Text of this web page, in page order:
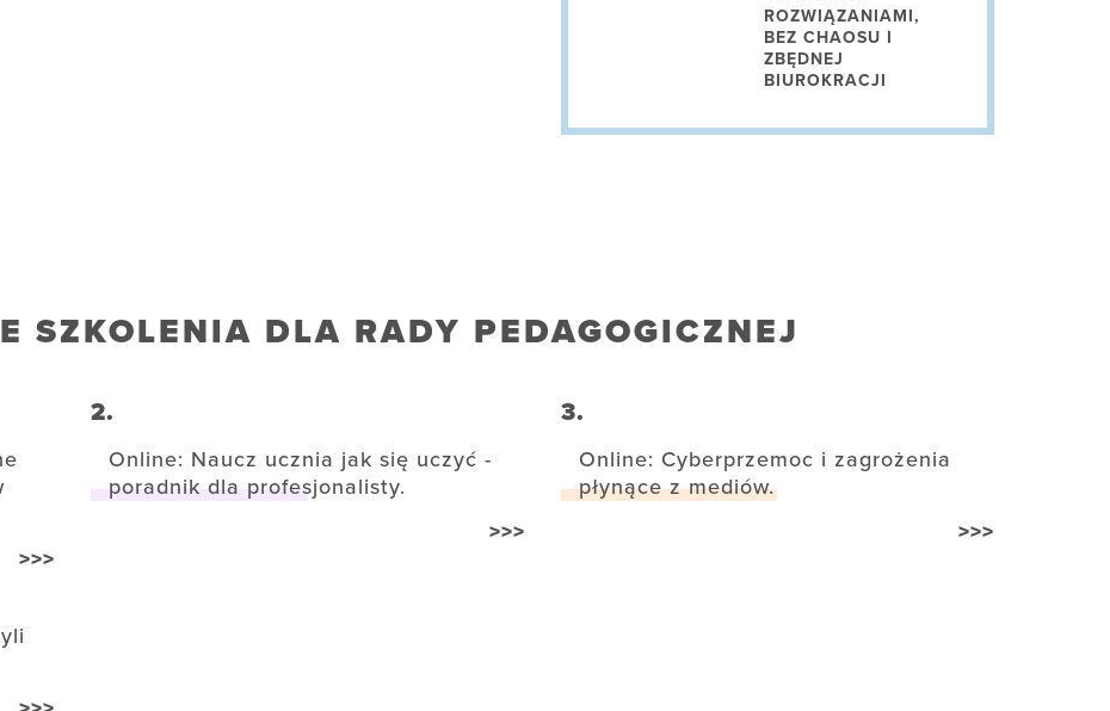
ROZWIĄZANIAMI,
BEZ CHAOSU I
ZBĘDNEJ
BIUROKRACJI
SZKOLENIA DLA RADY PEDAGOGICZNEJ
>>>
2.
Online: Naucz ucznia jak się uczyć -
poradnik dla profesjonalisty.
>>>
3.
Online: Cyberprzemoc i zagrożenia
płynące z mediów.
>>>